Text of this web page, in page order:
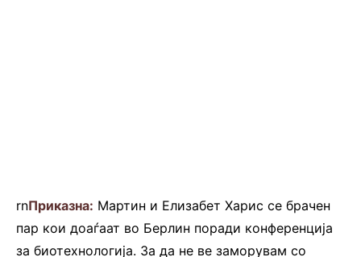
rnПриказна: Мартин и Елизабет Харис се брачен
пар кои доаѓаат во Берлин поради конференција
за биотехнологија. За да не ве заморувам со